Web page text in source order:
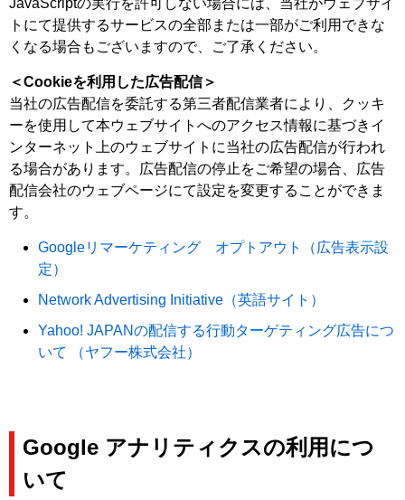
JavaScriptの実行を許可しない場合には、当社がウェブサイ
トにて提供するサービスの全部または一部がご利用できな
くなる場合もございますので、ご了承ください。
＜Cookieを利用した広告配信＞
当社の広告配信を委託する第三者配信業者により、クッキ
ーを使用して本ウェブサイトへのアクセス情報に基づきイ
ンターネット上のウェブサイトに当社の広告配信が行われ
る場合があります。広告配信の停止をご希望の場合、広告
配信会社のウェブページにて設定を変更することができま
す。
Googleリマーケティング オプトアウト（広告表示設
定）
Network Advertising Initiative（英語サイト）
Yahoo! JAPANの配信する行動ターゲティング広告につ
いて （ヤフー株式会社）
Google アナリティクスの利用につ
いて